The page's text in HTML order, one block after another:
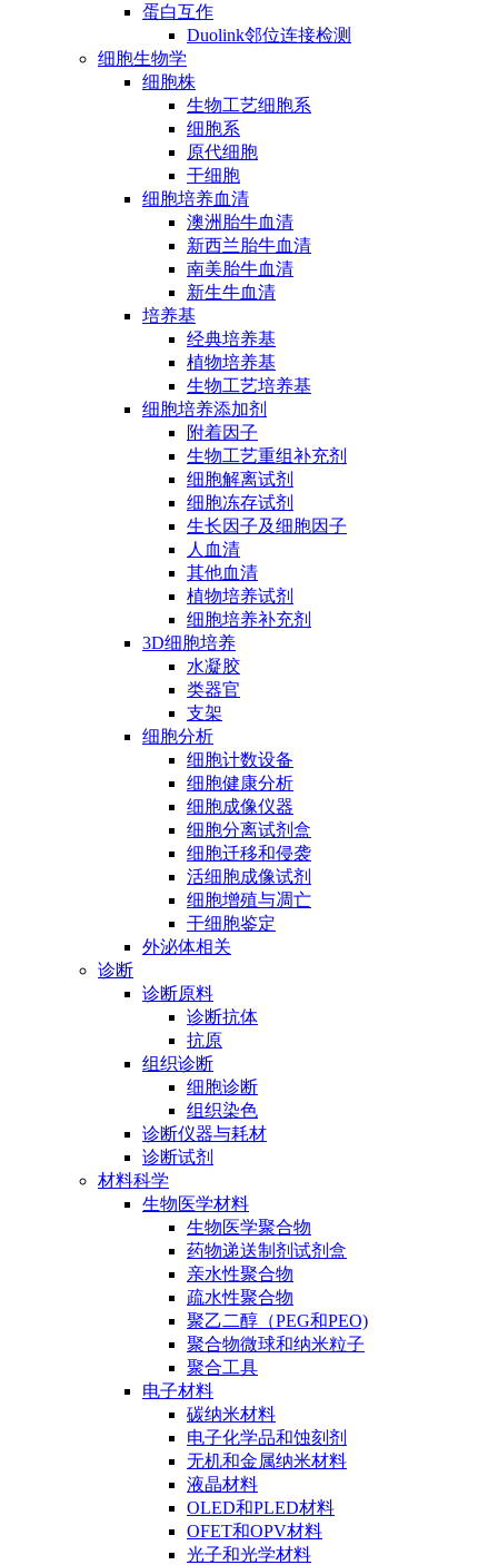
蛋白互作
Duolink邻位连接检测
细胞生物学
细胞株
生物工艺细胞系
细胞系
原代细胞
干细胞
细胞培养血清
澳洲胎牛血清
新西兰胎牛血清
南美胎牛血清
新生牛血清
培养基
经典培养基
植物培养基
生物工艺培养基
细胞培养添加剂
附着因子
生物工艺重组补充剂
细胞解离试剂
细胞冻存试剂
生长因子及细胞因子
人血清
其他血清
植物培养试剂
细胞培养补充剂
3D细胞培养
水凝胶
类器官
支架
细胞分析
细胞计数设备
细胞健康分析
细胞成像仪器
细胞分离试剂盒
细胞迁移和侵袭
活细胞成像试剂
细胞增殖与凋亡
干细胞鉴定
外泌体相关
诊断
诊断原料
诊断抗体
抗原
组织诊断
细胞诊断
组织染色
诊断仪器与耗材
诊断试剂
材料科学
生物医学材料
生物医学聚合物
药物递送制剂试剂盒
亲水性聚合物
疏水性聚合物
聚乙二醇（PEG和PEO)
聚合物微球和纳米粒子
聚合工具
电子材料
碳纳米材料
电子化学品和蚀刻剂
无机和金属纳米材料
液晶材料
OLED和PLED材料
OFET和OPV材料
光子和光学材料